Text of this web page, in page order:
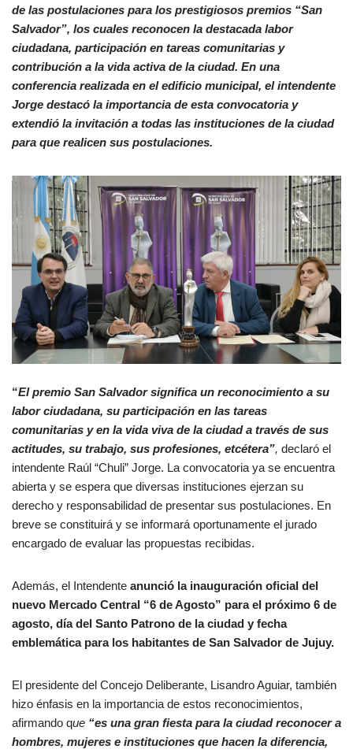
de las postulaciones para los prestigiosos premios “San
Salvador”, los cuales reconocen la destacada labor
ciudadana, participación en tareas comunitarias y
contribución a la vida activa de la ciudad. En una
conferencia realizada en el edificio municipal, el intendente
Jorge destacó la importancia de esta convocatoria y
extendió la invitación a todas las instituciones de la ciudad
para que realicen sus postulaciones.
“El premio San Salvador significa un reconocimiento a su
labor ciudadana, su participación en las tareas
comunitarias y en la vida viva de la ciudad a través de sus
actitudes, su trabajo, sus profesiones, etcétera”, declaró el
intendente Raúl “Chuli” Jorge. La convocatoria ya se encuentra
abierta y se espera que diversas instituciones ejerzan su
derecho y responsabilidad de presentar sus postulaciones. En
breve se constituirá y se informará oportunamente el jurado
encargado de evaluar las propuestas recibidas.
Además, el Intendente anunció la inauguración oficial del
nuevo Mercado Central “6 de Agosto” para el próximo 6 de
agosto, día del Santo Patrono de la ciudad y fecha
emblemática para los habitantes de San Salvador de Jujuy.
El presidente del Concejo Deliberante, Lisandro Aguiar, también
hizo énfasis en la importancia de estos reconocimientos,
afirmando que “es una gran fiesta para la ciudad reconocer a
hombres, mujeres e instituciones que hacen la diferencia,